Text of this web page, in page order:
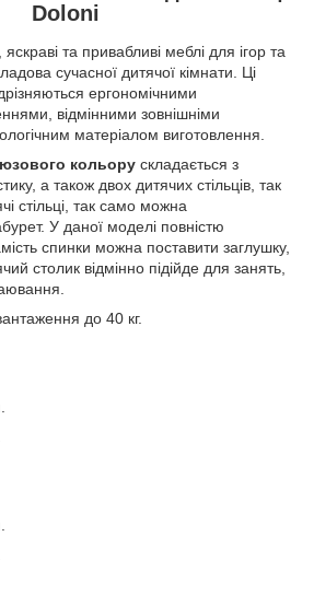
Doloni
та привабливі меблі для ігор та
сучасної дитячої кімнати. Ці
ергономічними
відмінними зовнішніми
матеріалом виготовлення.
кольору складається з
а також двох дитячих стільців, так
стільці, так само можна
У даної моделі повністю
спинки можна поставити заглушку,
столик відмінно підійде для занять,
до 40 кг.